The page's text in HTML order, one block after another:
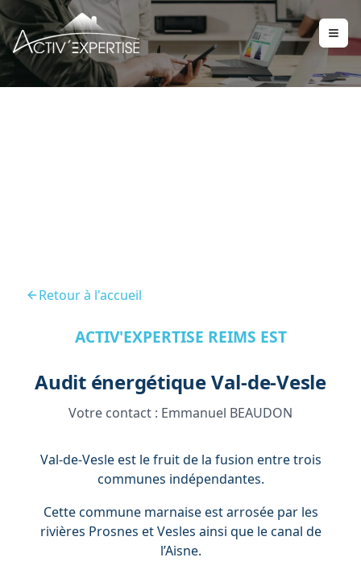
Retour à l'accueil
ACTIV'EXPERTISE REIMS EST
Audit énergétique Val-de-Vesle
Votre contact : Emmanuel BEAUDON
Val-de-Vesle est le fruit de la fusion entre trois
communes indépendantes.
Cette commune marnaise est arrosée par les
rivières Prosnes et Vesles ainsi que le canal de
l’Aisne.